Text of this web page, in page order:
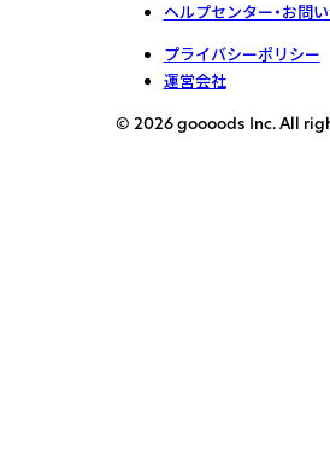
ヘルプセンター・お問
プライバシーポリシー
運営会社
© 2026 goooods Inc. All